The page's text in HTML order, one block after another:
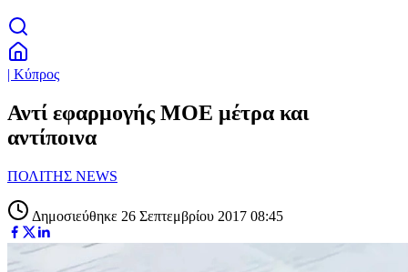
| Κύπρος
Αντί εφαρμογής ΜΟΕ μέτρα και
αντίποινα
ΠΟΛΙΤΗΣ NEWS
Δημοσιεύθηκε 26 Σεπτεμβρίου 2017 08:45